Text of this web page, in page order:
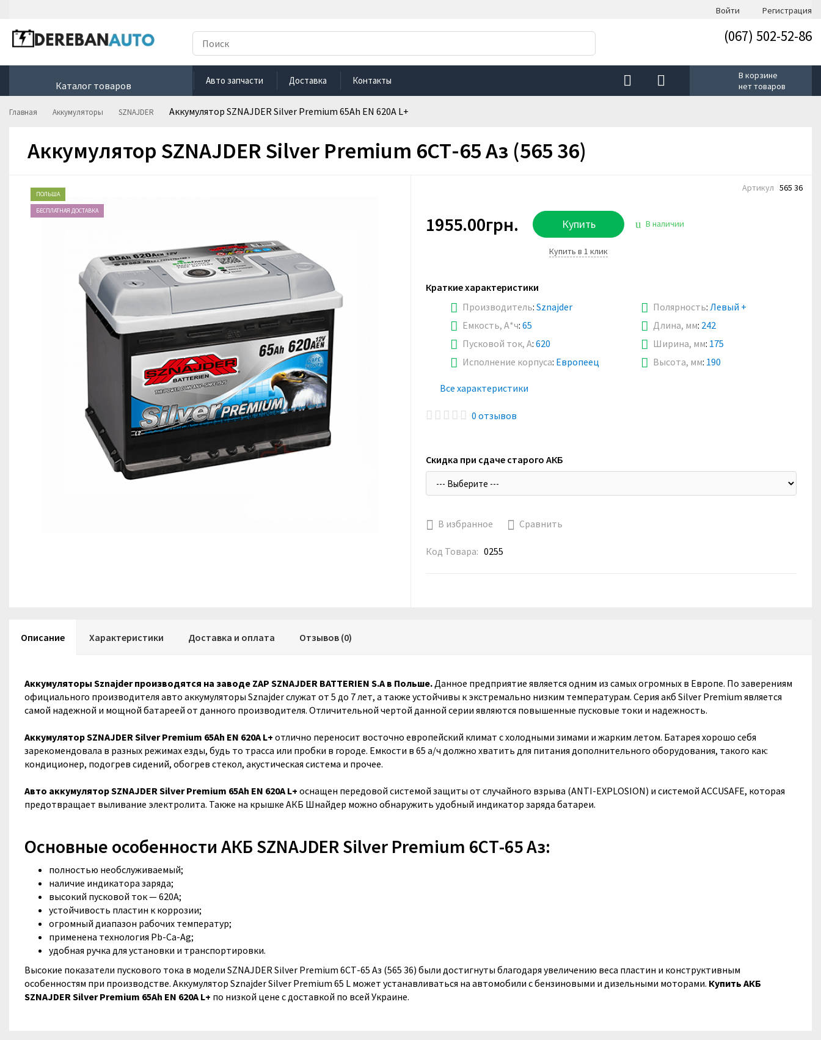
Войти Регистрация
(067) 502-52-86
Каталог товаров Авто запчасти Доставка Контакты
В корзине
нет товаров
Главная Аккумуляторы SZNAJDER Аккумулятор SZNAJDER Silver Premium 65Ah EN 620A L+
Аккумулятор SZNAJDER Silver Premium 6СТ-65 Aз (565 36)
ПОЛЬША
БЕСПЛАТНАЯ ДОСТАВКА
Артикул 565 36
1955.00грн. Купить
Купить в 1 клик
В наличии
Краткие характеристики
Производитель: Sznajder
Емкость, А*ч: 65
Пусковой ток, А: 620
Исполнение корпуса: Европеец
Полярность: Левый +
Длина, мм: 242
Ширина, мм: 175
Высота, мм: 190
Все характеристики
0 отзывов
Скидка при сдаче старого АКБ
В избранное Сравнить
Код Товара: 0255
Описание Характеристики Доставка и оплата Отзывов (0)
Аккумуляторы Sznajder производятся на заводе ZAP SZNAJDER BATTERIEN S.A в Польше. Данное предприятие является одним из самых огромных в Европе. По заверениям
официального производителя авто аккумуляторы Sznajder служат от 5 до 7 лет, а также устойчивы к экстремально низким температурам. Серия акб Silver Premium является
самой надежной и мощной батареей от данного производителя. Отличительной чертой данной серии являются повышенные пусковые токи и надежность.
Аккумулятор SZNAJDER Silver Premium 65Ah EN 620A L+ отлично переносит восточно европейский климат с холодными зимами и жарким летом. Батарея хорошо себя
зарекомендовала в разных режимах езды, будь то трасса или пробки в городе. Емкости в 65 а/ч должно хватить для питания дополнительного оборудования, такого как:
кондиционер, подогрев сидений, обогрев стекол, акустическая система и прочее.
Авто аккумулятор SZNAJDER Silver Premium 65Ah EN 620A L+ оснащен передовой системой защиты от случайного взрыва (ANTI-EXPLOSION) и системой ACCUSAFE, которая
предотвращает выливание электролита. Также на крышке АКБ Шнайдер можно обнаружить удобный индикатор заряда батареи.
Основные особенности АКБ SZNAJDER Silver Premium 6СТ-65 Aз:
полностью необслуживаемый;
наличие индикатора заряда;
высокий пусковой ток — 620A;
устойчивость пластин к коррозии;
огромный диапазон рабочих температур;
применена технология Pb-Ca-Ag;
удобная ручка для установки и транспортировки.
Высокие показатели пускового тока в модели SZNAJDER Silver Premium 6СТ-65 Aз (565 36) были достигнуты благодаря увеличению веса пластин и конструктивным
особенностям при производстве. Аккумулятор Sznajder Silver Premium 65 L может устанавливаться на автомобили с бензиновыми и дизельными моторами. Купить АКБ
SZNAJDER Silver Premium 65Ah EN 620A L+ по низкой цене с доставкой по всей Украине.